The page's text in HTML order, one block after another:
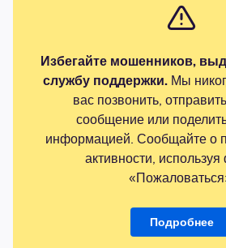
Избегайте мошенников,
службу поддержки.Мы
вас позвонить,
сообщение или
информацией. Сообщайте о
активности,
Подробнее